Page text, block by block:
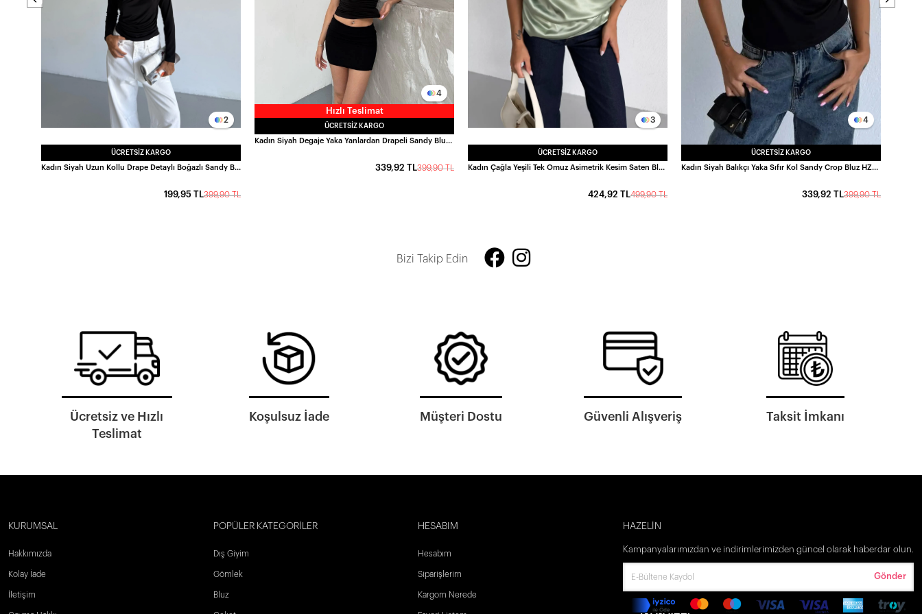
2
ÜCRETSIZ KARGO
Kadın Siyah Uzun Kollu Drape Detaylı Boğazlı Sandy Bluz HZL25W-FRY123301
399,90 TL
199,95 TL
Hızlı Teslimat
4
ÜCRETSIZ KARGO
Kadın Siyah Degaje Yaka Yanlardan Drapeli Sandy Bluz HZL25S-FRY123131
399,90 TL
339,92 TL
3
ÜCRETSIZ KARGO
Kadın Çağla Yeşili Tek Omuz Asimetrik Kesim Saten Bluz HZL26W-FRY121171
499,90 TL
424,92 TL
4
ÜCRETSIZ KARGO
Kadın Siyah Balıkçı Yaka Sıfır Kol Sandy Crop Bluz HZL26S-FRY123931
399,90 TL
339,92 TL
Bizi Takip Edin
Ücretsiz ve Hızlı
Teslimat
Koşulsuz İade Müşteri Dostu Güvenli Alışveriş Taksit İmkanı
KURUMSAL
Hakkımızda
Kolay İade
İletişim
POPÜLER KATEGORİLER
Dış Giyim
Gömlek
Bluz
HESABIM
Hesabım
Siparişlerim
Kargom Nerede
HAZELİN
Kampanyalarımızdan ve indirimlerimizden güncel olarak haberdar olun.
Gönder